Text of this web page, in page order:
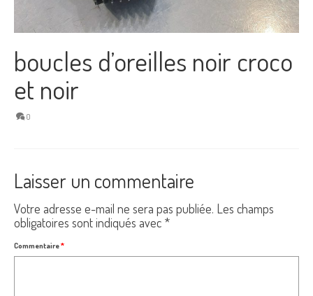
boucles d’oreilles noir croco
et noir
0
Laisser un commentaire
Votre adresse e-mail ne sera pas publiée. Les champs
obligatoires sont indiqués avec *
Commentaire*